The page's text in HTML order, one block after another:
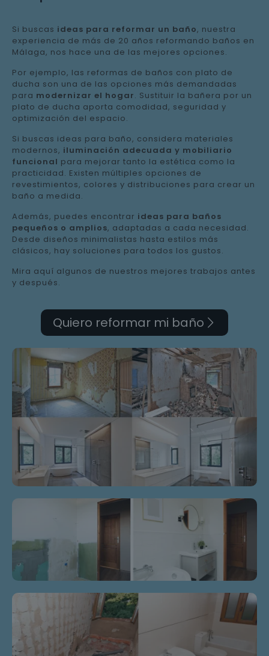
Si buscas ideas para reformar un baño, nuestra
experiencia de más de 20 años reformando baños en
Málaga, nos hace una de las mejores opciones.
Por ejemplo, las reformas de baños con plato de
ducha son una de las opciones más demandadas
para modernizar el hogar. Sustituir la bañera por un
plato de ducha aporta comodidad, seguridad y
optimización del espacio.
Si buscas ideas para baño, considera materiales
modernos, iluminación adecuada y mobiliario
funcional para mejorar tanto la estética como la
practicidad. Existen múltiples opciones de
revestimientos, colores y distribuciones para crear un
baño a medida.
Además, puedes encontrar ideas para baños
pequeños o amplios, adaptadas a cada necesidad.
Desde diseños minimalistas hasta estilos más
clásicos, hay soluciones para todos los gustos.
Mira aquí algunos de nuestros mejores trabajos antes
y después.
Quiero reformar mi baño